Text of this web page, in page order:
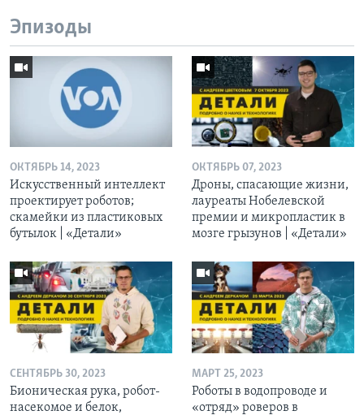
Эпизоды
ОКТЯБРЬ 14, 2023
Искусственный интеллект
проектирует роботов;
скамейки из пластиковых
бутылок | «Детали»
ОКТЯБРЬ 07, 2023
Дроны, спасающие жизни,
лауреаты Нобелевской
премии и микропластик в
мозге грызунов | «Детали»
СЕНТЯБРЬ 30, 2023
Бионическая рука, робот-
насекомое и белок,
МАРТ 25, 2023
Роботы в водопроводе и
«отряд» роверов в